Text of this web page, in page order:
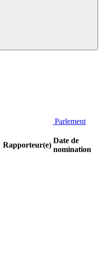
Parlement
Rapporteur(e)
Date de
nomination